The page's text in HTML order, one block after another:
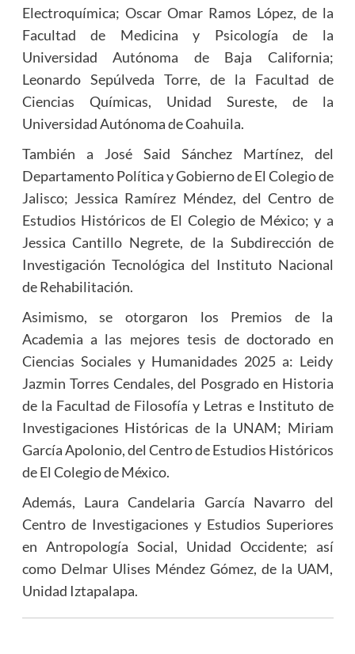
Electroquímica; Oscar Omar Ramos López, de la
Facultad de Medicina y Psicología de la
Universidad Autónoma de Baja California;
Leonardo Sepúlveda Torre, de la Facultad de
Ciencias Químicas, Unidad Sureste, de la
Universidad Autónoma de Coahuila.
También a José Said Sánchez Martínez, del
Departamento Política y Gobierno de El Colegio de
Jalisco; Jessica Ramírez Méndez, del Centro de
Estudios Históricos de El Colegio de México; y a
Jessica Cantillo Negrete, de la Subdirección de
Investigación Tecnológica del Instituto Nacional
de Rehabilitación.
Asimismo, se otorgaron los Premios de la
Academia a las mejores tesis de doctorado en
Ciencias Sociales y Humanidades 2025 a: Leidy
Jazmin Torres Cendales, del Posgrado en Historia
de la Facultad de Filosofía y Letras e Instituto de
Investigaciones Históricas de la UNAM; Miriam
García Apolonio, del Centro de Estudios Históricos
de El Colegio de México.
Además, Laura Candelaria García Navarro del
Centro de Investigaciones y Estudios Superiores
en Antropología Social, Unidad Occidente; así
como Delmar Ulises Méndez Gómez, de la UAM,
Unidad Iztapalapa.